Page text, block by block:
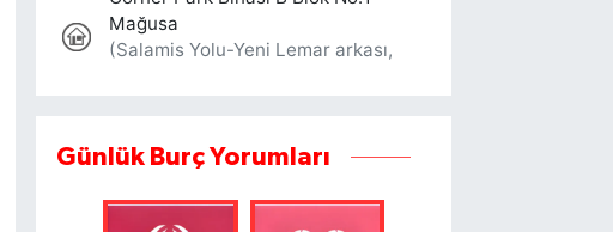
Günlük Burç Yorumları